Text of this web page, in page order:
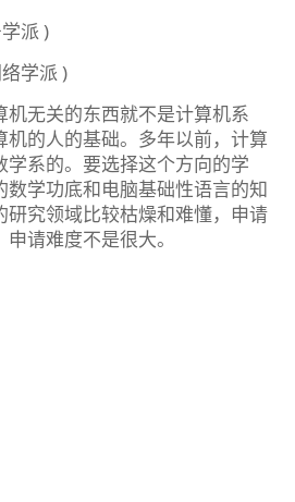
派 )
学派 )
机无关的东西就不是计算机系
机的人的基础。多年以前，计算
系的。要选择这个方向的学
数学功底和电脑基础性语言的知
研究领域比较枯燥和难懂，申请
请难度不是很大。